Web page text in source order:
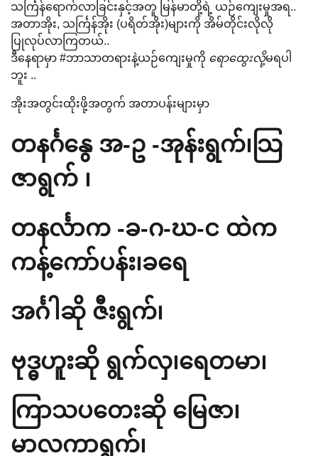
သင်္ကြန်ရောက်လာခြင်းနှင့်အတူ မြန်မာတို့ရဲ့ ယဉ်ကျေးမှုအရ..
အတာအိုး, သင်္ကြန်အိုး (ပရိတ်အိုး)များကို အိမ်တိုင်းလိုလို
ပြုလုပ်လာကြတယ်..
ဒီနေရာမှာ #ဘာသာတရားနဲ့ယဉ်ကျေးမှုကို ရောထွေးလို့မရပါ
ဘူး ..
အိုးအတွင်းထိုးဖို့အတွက် အတာပန်းများမှာ
တနင်္ဂနွေ အ-ဥ -အုန်းရွက်၊သြ
ဇာရွက် ၊
တနင်္လာက -ခ-ဂ-ဃ-င ထဲက
ကန့်ကော်ပန်း၊ခရေ
အင်္ဂါဆို ဇီးရွက်၊
ဗုဒ္ဓဟူးဆို ရွက်လှ၊ရေတမာ၊
ကြာသပတေးဆို မြေဇာ၊
မာလကာရွက်၊